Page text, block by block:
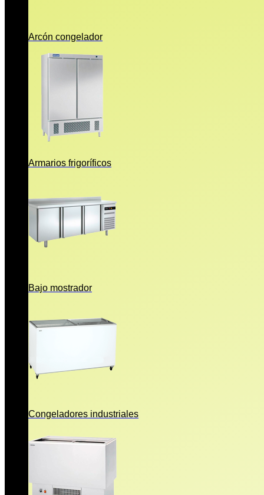
Arcón congelador
Armarios frigoríficos
Bajo mostrador
Congeladores industriales